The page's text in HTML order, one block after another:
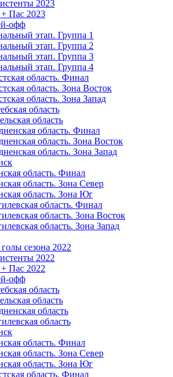
2023
Пас 2023
офф
этап. Группа 1
этап. Группа 2
этап. Группа 3
этап. Группа 4
область. Финал
область. Зона Восток
область. Зона Запад
область
область
область. Финал
область. Зона Восток
область. Зона Запад
область. Финал
область. Зона Север
область. Зона Юг
область. Финал
область. Зона Восток
область. Зона Запад
сезона 2022
2022
Пас 2022
офф
область
область
область
область
область. Финал
область. Зона Север
область. Зона Юг
область. Финал